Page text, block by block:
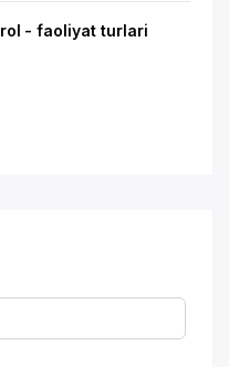
- faoliyat turlari